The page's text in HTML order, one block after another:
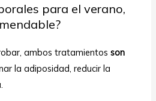
para el verano,
ambos tratamientos son
la adiposidad, reducir la